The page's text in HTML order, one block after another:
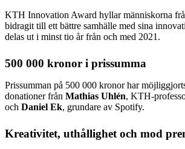
KTH Innovation Award hyllar människorna
bidragit till ett bättre samhälle med sina
delas ut i minst tio år från och med 2021.
500 000 kronor i prissumma
Prissumman på 500 000 kronor har
donationer från Mathias Uhlén, KTH-
och Daniel Ek, grundare av Spotify.
Kreativitet, uthållighet och mod